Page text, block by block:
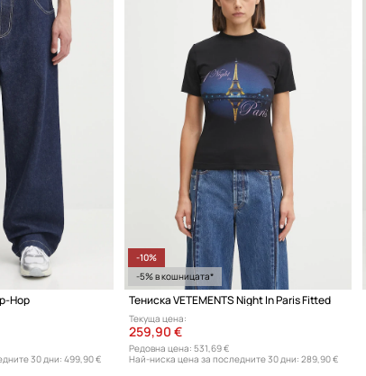
Hop
30 дни: 499,90 €
-10%
-5% в кошницата*
Тениска VETEMENTS Night In Paris Fitted
Текуща цена:
259,90 €
Редовна цена: 531,69 €
Най-ниска цена за последните 30 дни: 289,90 €